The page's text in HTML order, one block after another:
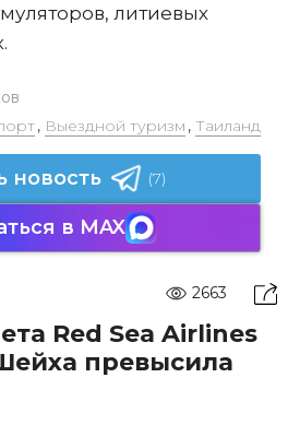
литиевых
, Выездной туризм , Таиланд
новость (7)
в MAX
2663
Red Sea Airlines
превысила